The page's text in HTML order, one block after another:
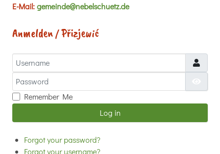
E-Mail:gemeinde@nebelschuetz.de
Anmelden / Přizjewić
Username
Password
Remember Me
Log in
Forgot your password?
Forgot your username?